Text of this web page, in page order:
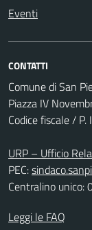
Eventi
CONTATTI
Comune di San
Piazza IV
Codice fiscale /
URP – Ufficio
PEC:
Centralino unico:
Leggi le FAQ